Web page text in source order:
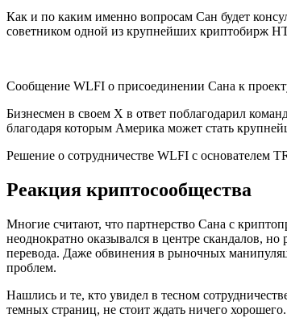
Как и по каким именно вопросам Сан будет
советником одной из крупнейших криптобирж
Сообщение WLFI о присоединении Сана к
Бизнесмен в своем X в ответ поблагодарил
благодаря которым Америка может стать
Решение о сотрудничестве WLFI с основателем
Реакция криптосообщества
Многие считают, что партнерство Сана с
неоднократно оказывался в центре скандалов,
перевода. Даже обвинения в рыночных
проблем.
Нашлись и те, кто увидел в тесном
темных страниц, не стоит ждать ничего хорошего.